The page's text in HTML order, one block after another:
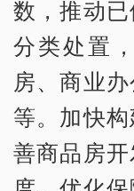
数，推动
分类处置
房、商业
等。加快
善商品房